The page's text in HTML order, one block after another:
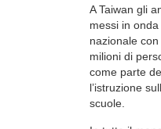
A Taiwan gli
messi in
nazionale con
milioni di
come parte
l’istruzione
scuole.